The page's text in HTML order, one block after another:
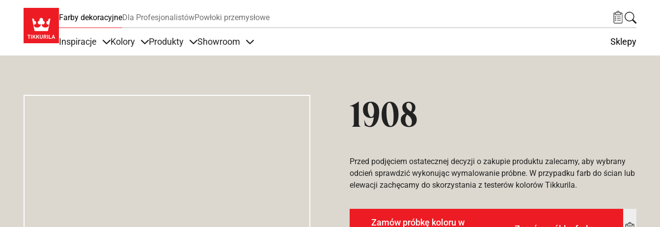
Farby dekoracyjneDla ProfesjonalistówPowłoki przemysłowe
Inspiracje Kolory Produkty Showroom Sklepy
1908
Przed podjęciem ostatecznej decyzji o zakupie produktu zalecamy, aby wybrany
odcień sprawdzić wykonując wymalowanie próbne. W przypadku farb do ścian lub
elewacji zachęcamy do skorzystania z testerów kolorów Tikkurila.
Zamów próbkę koloru w